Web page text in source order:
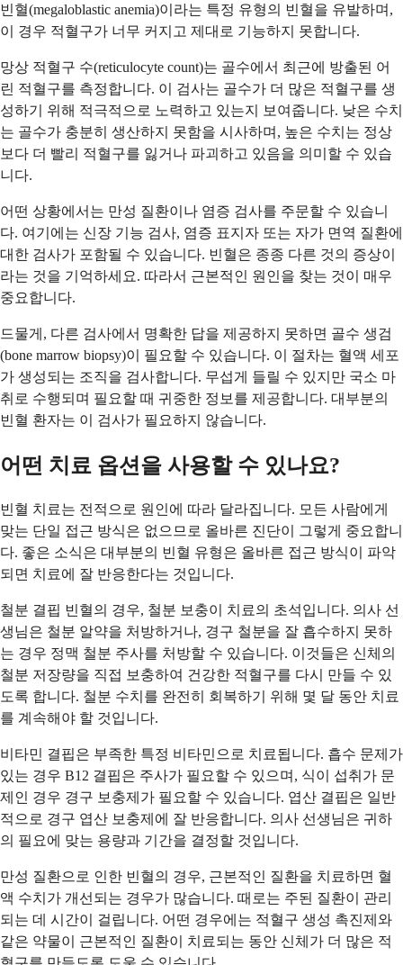
빈혈(megaloblastic anemia)이라는 특정 유형의 빈혈을 유발하며,
이 경우 적혈구가 너무 커지고 제대로 기능하지 못합니다.
망상 적혈구 수(reticulocyte count)는 골수에서 최근에 방출된 어
린 적혈구를 측정합니다. 이 검사는 골수가 더 많은 적혈구를 생
성하기 위해 적극적으로 노력하고 있는지 보여줍니다. 낮은 수치
는 골수가 충분히 생산하지 못함을 시사하며, 높은 수치는 정상
보다 더 빨리 적혈구를 잃거나 파괴하고 있음을 의미할 수 있습
니다.
어떤 상황에서는 만성 질환이나 염증 검사를 주문할 수 있습니
다. 여기에는 신장 기능 검사, 염증 표지자 또는 자가 면역 질환에
대한 검사가 포함될 수 있습니다. 빈혈은 종종 다른 것의 증상이
라는 것을 기억하세요. 따라서 근본적인 원인을 찾는 것이 매우
중요합니다.
드물게, 다른 검사에서 명확한 답을 제공하지 못하면 골수 생검
(bone marrow biopsy)이 필요할 수 있습니다. 이 절차는 혈액 세포
가 생성되는 조직을 검사합니다. 무섭게 들릴 수 있지만 국소 마
취로 수행되며 필요할 때 귀중한 정보를 제공합니다. 대부분의
빈혈 환자는 이 검사가 필요하지 않습니다.
어떤 치료 옵션을 사용할 수 있나요?
빈혈 치료는 전적으로 원인에 따라 달라집니다. 모든 사람에게
맞는 단일 접근 방식은 없으므로 올바른 진단이 그렇게 중요합니
다. 좋은 소식은 대부분의 빈혈 유형은 올바른 접근 방식이 파악
되면 치료에 잘 반응한다는 것입니다.
철분 결핍 빈혈의 경우, 철분 보충이 치료의 초석입니다. 의사 선
생님은 철분 알약을 처방하거나, 경구 철분을 잘 흡수하지 못하
는 경우 정맥 철분 주사를 처방할 수 있습니다. 이것들은 신체의
철분 저장량을 직접 보충하여 건강한 적혈구를 다시 만들 수 있
도록 합니다. 철분 수치를 완전히 회복하기 위해 몇 달 동안 치료
를 계속해야 할 것입니다.
비타민 결핍은 부족한 특정 비타민으로 치료됩니다. 흡수 문제가
있는 경우 B12 결핍은 주사가 필요할 수 있으며, 식이 섭취가 문
제인 경우 경구 보충제가 필요할 수 있습니다. 엽산 결핍은 일반
적으로 경구 엽산 보충제에 잘 반응합니다. 의사 선생님은 귀하
의 필요에 맞는 용량과 기간을 결정할 것입니다.
만성 질환으로 인한 빈혈의 경우, 근본적인 질환을 치료하면 혈
액 수치가 개선되는 경우가 많습니다. 때로는 주된 질환이 관리
되는 데 시간이 걸립니다. 어떤 경우에는 적혈구 생성 촉진제와
같은 약물이 근본적인 질환이 치료되는 동안 신체가 더 많은 적